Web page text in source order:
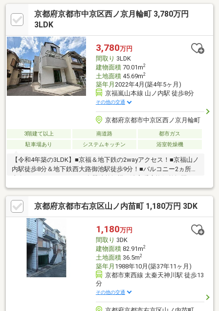
ンです！！※現在の販売価格は、2026年10月までの限定販売とな
りますまずはこの機会に是非とも、お問合せならびにご内見予約
もお待ちいたしております！！
京都府京都市中京区西ノ京月輪町 3,780万円
3LDK
3,780万円
間取り 3LDK
建物面積70.01m2
土地面積45.69m2
築年月 2022年4月(築4年5ヶ月)
京福嵐山本線 山ノ内駅 徒歩8分
その他の交通
京都府京都市中京区西ノ京月輪町
3階建て以上 南道路
都市ガス
駐車場あり
システムキッチン 浴室乾燥機
【令和4年築の3LDK】■京福＆地下鉄の2wayアクセス！■京福山ノ
内駅徒歩8分＆地下鉄西大路御池駅徒歩9分！■バルコニー2ヵ所！
ど充実設備！
京都府京都市右京区山ノ内苗町 1,180万円 3DK
1,180万円
間取り 3DK
建物面積82.91m2
土地面積36.5m2
築年月 1988年10月(築37年11ヶ月)
京都市東西線 太秦天神川駅 徒歩13
分
その他の交通